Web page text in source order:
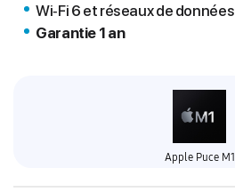
Wi‐Fi 6 et réseaux de données
Garantie 1 an
Apple Puce M1